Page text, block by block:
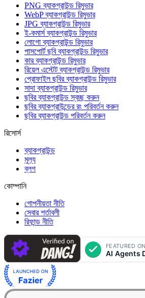
PNG ব্যাকগ্রাউন্ড রিমুভার
WebP ব্যাকগ্রাউন্ড রিমুভার
JPG ব্যাকগ্রাউন্ড রিমুভার
ই-কমার্স ব্যাকগ্রাউন্ড রিমুভার
লোগো ব্যাকগ্রাউন্ড রিমুভার
পাসপোর্ট ছবি ব্যাকগ্রাউন্ড রিমুভার
কার ব্যাকগ্রাউন্ড রিমুভার
রিয়েল এস্টেট ব্যাকগ্রাউন্ড রিমুভার
প্রোফাইল ছবির ব্যাকগ্রাউন্ড রিমুভার
সাদা ব্যাকগ্রাউন্ড রিমুভার
ছবির ব্যাকগ্রাউন্ড স্বচ্ছ করুন
ছবির ব্যাকগ্রাউন্ডের রং পরিবর্তন করুন
ছবির ব্যাকগ্রাউন্ড পরিবর্তন করুন
রিসোর্স
ব্যাকগ্রাউন্ড
মূল্য
ব্লগ
কোম্পানি
গোপনীয়তা নীতি
সেবার শর্তাবলী
রিফান্ড নীতি